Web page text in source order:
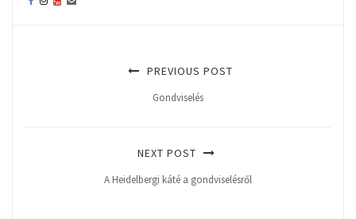
PREVIOUS POST
Gondviselés
NEXT POST
A Heidelbergi káté a gondviselésről